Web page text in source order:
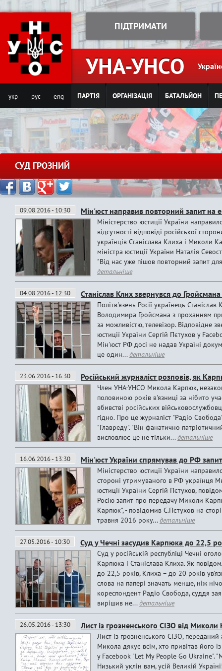
Jump to navigation
УНА-УНСО
ПІДТРИМАТИ
укр рус eng ПАРТІЯ ОРГАНІЗАЦІЯ БАТАЛЬЙОН
СУД ГРОЗНИЙ
09.08.2016 - 10:30 Мін'юст направив повторний запит на
Міністерство юстиції України
відсутності відповіді російської
українців Станіслава Клиха і Миколи
міністра юстиції України Наталія
"Від нас уже пішов повторний запит
детальніше
04.08.2016 - 12:30 Станіслав Клих звернувся до
Політв'язень Росії українець
Володимира Гройсмана з проханням
за можливістю, телевізор. Відповідне
юстиції України Сергій Пєтухов у
Мін'юст РФ досі не надав Україні
це один...детальніше
23.06.2016 - 16:30 Російський журналіст розповів, як
Член УНА-УНСО Микола Карпюк,
половиною років в'язниці за нібито
вбивстві російських
гідно. Про це журналіст "Радіо
"Главреду". "Він фанатично
висловлює це не тільки...детальніше
16.06.2016 - 13:30 Мін'юст України спрямував до РФ
Міністерство юстиції України
стороні утримуваного в РФ українця
юстиції України Сергій Пєтухов,
Росію запит про передачу Миколи
Карпюк", - повідомив С.Пєтухов на
травня 2016 року...детальніше
27.05.2016 - 10:30 Суд у Чечні засудив Карпюка до 22,5
Суд у російській республіці Чечні
Карпюка і Станіслава Клиха. Як
до 22,5 років, Клиха – до 20 років
слова на папері значать менше, ніж
кореспондент Радіо Свобода, суддя
вирішив не...детальніше
26.05.2016 - 13:30 Лист із грозненського СІЗО від
Лист із грозненського СІЗО,
Микола дякує всім, хто привітав його
у Facebook "Let My People Go Ukraine".
Низький уклін вам, усій Великій